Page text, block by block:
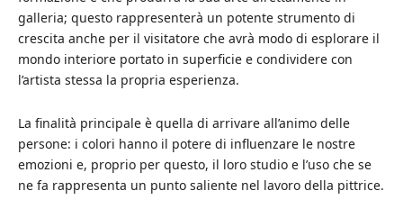
galleria; questo rappresenterà un potente strumento di
crescita anche per il visitatore che avrà modo di esplorare il
mondo interiore portato in superficie e condividere con
l’artista stessa la propria esperienza.
La finalità principale è quella di arrivare all’animo delle
persone: i colori hanno il potere di influenzare le nostre
emozioni e, proprio per questo, il loro studio e l’uso che se
ne fa rappresenta un punto saliente nel lavoro della pittrice.